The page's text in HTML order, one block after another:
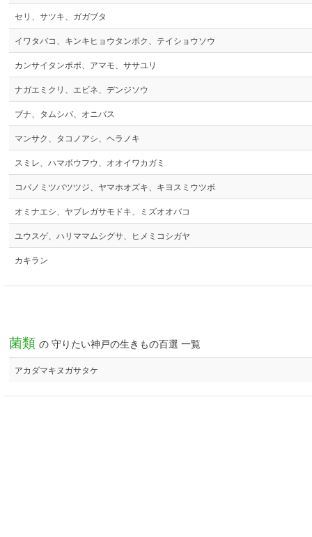
セリ、サツキ、ガガブタ
イワタバコ、キンキヒョウタンボク、テイショウソウ
カンサイタンポポ、アマモ、ササユリ
ナガエミクリ、エビネ、デンジソウ
ブナ、タムシバ、オニバス
マンサク、タコノアシ、ヘラノキ
スミレ、ハマボウフウ、オオイワカガミ
コバノミツバツツジ、ヤマホオズキ、キヨスミウツボ
オミナエシ、ヤブレガサモドキ、ミズオオバコ
ユウスゲ、ハリママムシグサ、ヒメミコシガヤ
カキラン
菌類 の 守りたい神戸の生きもの百選 一覧
アカダマキヌガサタケ